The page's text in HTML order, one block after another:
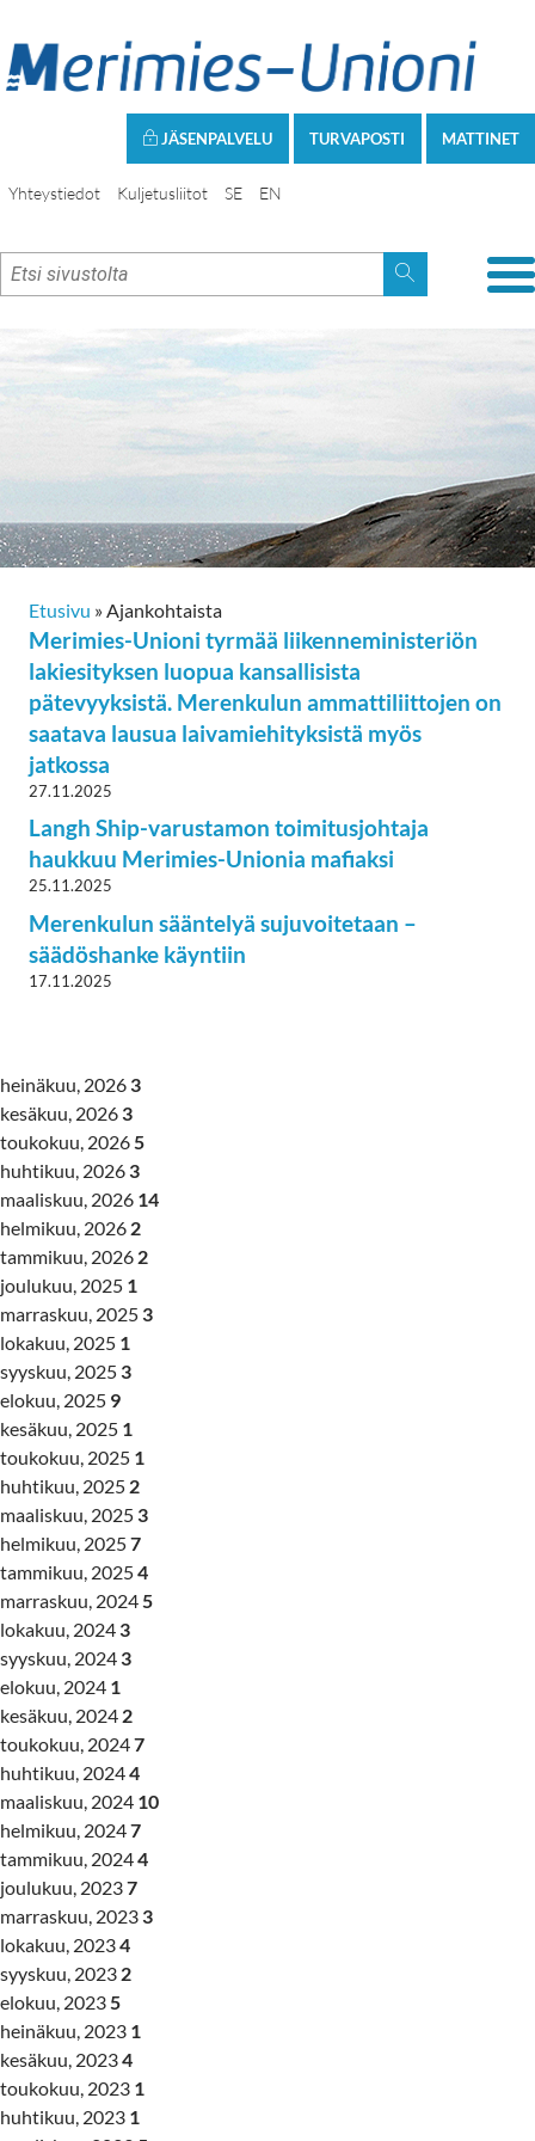
MATTINET
TURVAPOSTI
JÄSENPALVELU
Yhteystiedot Kuljetusliitot SE EN
Etusivu » Ajankohtaista
Merimies-Unioni tyrmää liikenneministeriön
lakiesityksen luopua kansallisista
pätevyyksistä. Merenkulun ammattiliittojen on
saatava lausua laivamiehityksistä myös
jatkossa
27.11.2025
Langh Ship-varustamon toimitusjohtaja
haukkuu Merimies-Unionia mafiaksi
25.11.2025
Merenkulun sääntelyä sujuvoitetaan –
säädöshanke käyntiin
17.11.2025
heinäkuu, 2026 3
kesäkuu, 2026 3
toukokuu, 20265
huhtikuu, 2026 3
maaliskuu, 2026 14
helmikuu, 2026 2
tammikuu, 2026 2
joulukuu, 2025 1
marraskuu, 2025 3
lokakuu, 2025 1
syyskuu, 2025 3
elokuu, 2025 9
kesäkuu, 2025 1
toukokuu, 2025 1
huhtikuu, 2025 2
maaliskuu, 2025 3
helmikuu, 20257
tammikuu, 20254
marraskuu, 20245
lokakuu, 2024 3
syyskuu, 2024 3
elokuu, 2024 1
kesäkuu, 2024 2
toukokuu, 20247
huhtikuu, 20244
maaliskuu, 2024 10
helmikuu, 20247
tammikuu, 20244
joulukuu, 20237
marraskuu, 2023 3
lokakuu, 20234
syyskuu, 2023 2
elokuu, 20235
heinäkuu, 2023 1
kesäkuu, 20234
toukokuu, 2023 1
huhtikuu, 2023 1